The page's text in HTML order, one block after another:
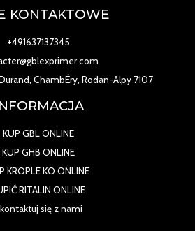
KONTAKTOWE
+491637137345
ChambÉry, Rodan-Alpy 7107
KUP GBL ONLINE
KUP GHB ONLINE
KROPLE KO ONLINE
RITALIN ONLINE
się z nami